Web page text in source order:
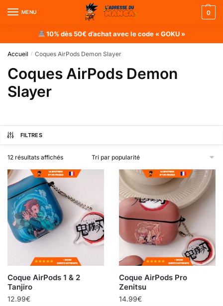
MENU 0
10% dès 50€ d’achat avec le code « GOKU »
Accueil / Coques AirPods Demon Slayer
Coques AirPods Demon
Slayer
FILTRES
12 résultats affichés
Coque AirPods 1 & 2
Tanjiro
12.99€
Coque AirPods Pro
Zenitsu
14.99€